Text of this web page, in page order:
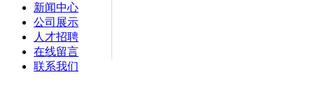
新闻中心
公司展示
人才招聘
在线留言
联系我们